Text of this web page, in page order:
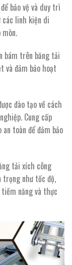
bảo vệ và duy trì
linh kiện di
bám trên băng tải
và đảm bảo hoạt
đào tạo về cách
Cung cấp
toàn để đảm bảo
tải xích công
như tốc độ,
năng và thực